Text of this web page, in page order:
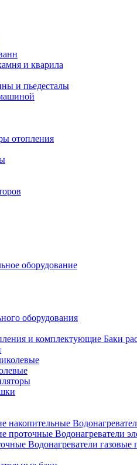
и кварила
и пьедесталы
отопления
оборудование
оборудования
Баки
Водонагреватели
Водонагреватели газовые